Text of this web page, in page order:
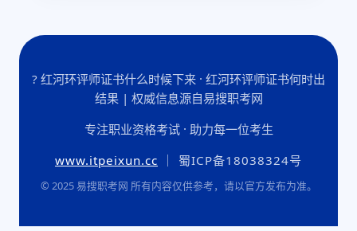
? 红河环评师证书什么时候下来 · 红河环评师证书何时出
结果 | 权威信息源自易搜职考网
专注职业资格考试 · 助力每一位考生
www.itpeixun.cc ｜ 蜀ICP备18038324号
© 2025 易搜职考网 所有内容仅供参考，请以官方发布为准。